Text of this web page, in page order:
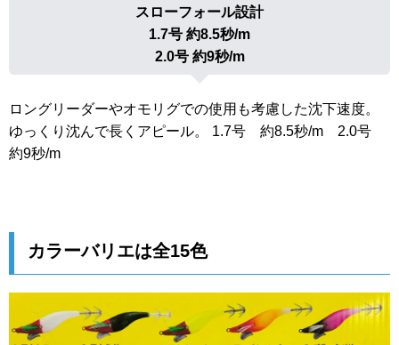
スローフォール設計
1.7号 約8.5秒/m
2.0号 約9秒/m
ロングリーダーやオモリグでの使用も考慮した沈下速度。
ゆっくり沈んで長くアピール。 1.7号 約8.5秒/m 2.0号
約9秒/m
カラーバリエは全15色